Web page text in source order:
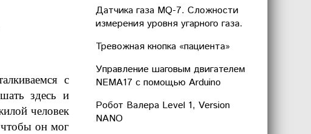
Датчика газа MQ-7. Сложности
измерения уровня угарного газа.
Тревожная кнопка «пациента»
Управление шаговым двигателем
NEMA17 с помощью Arduino
Робот Валера Level 1, Version
NANO
с
здесь и
человек
он мог